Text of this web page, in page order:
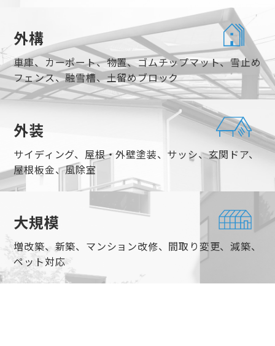
外構
車庫、カーポート、物置、ゴムチップマット、雪止め
フェンス、融雪槽、土留めブロック
外装
サイディング、屋根・外壁塗装、サッシ、玄関ドア、
屋根板金、風除室
大規模
増改築、新築、マンション改修、間取り変更、減築、
ペット対応